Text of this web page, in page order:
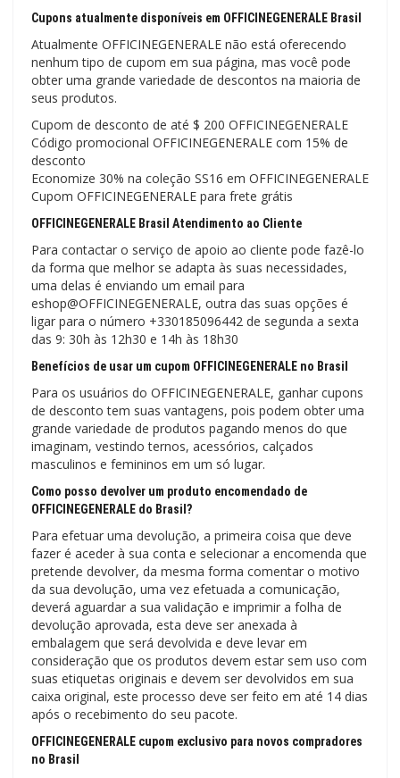
Cupons atualmente disponíveis em OFFICINEGENERALE Brasil
Atualmente OFFICINEGENERALE não está oferecendo
nenhum tipo de cupom em sua página, mas você pode
obter uma grande variedade de descontos na maioria de
seus produtos.
Cupom de desconto de até $ 200 OFFICINEGENERALE
Código promocional OFFICINEGENERALE com 15% de
desconto
Economize 30% na coleção SS16 em OFFICINEGENERALE
Cupom OFFICINEGENERALE para frete grátis
OFFICINEGENERALE Brasil Atendimento ao Cliente
Para contactar o serviço de apoio ao cliente pode fazê-lo
da forma que melhor se adapta às suas necessidades,
uma delas é enviando um email para
eshop@OFFICINEGENERALE, outra das suas opções é
ligar para o número +330185096442 de segunda a sexta
das 9: 30h às 12h30 e 14h às 18h30
Benefícios de usar um cupom OFFICINEGENERALE no Brasil
Para os usuários do OFFICINEGENERALE, ganhar cupons
de desconto tem suas vantagens, pois podem obter uma
grande variedade de produtos pagando menos do que
imaginam, vestindo ternos, acessórios, calçados
masculinos e femininos em um só lugar.
Como posso devolver um produto encomendado de
OFFICINEGENERALE do Brasil?
Para efetuar uma devolução, a primeira coisa que deve
fazer é aceder à sua conta e selecionar a encomenda que
pretende devolver, da mesma forma comentar o motivo
da sua devolução, uma vez efetuada a comunicação,
deverá aguardar a sua validação e imprimir a folha de
devolução aprovada, esta deve ser anexada à
embalagem que será devolvida e deve levar em
consideração que os produtos devem estar sem uso com
suas etiquetas originais e devem ser devolvidos em sua
caixa original, este processo deve ser feito em até 14 dias
após o recebimento do seu pacote.
OFFICINEGENERALE cupom exclusivo para novos compradores
no Brasil